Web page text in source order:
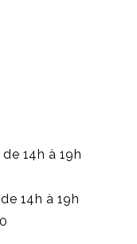
14h à 19h
14h à 19h